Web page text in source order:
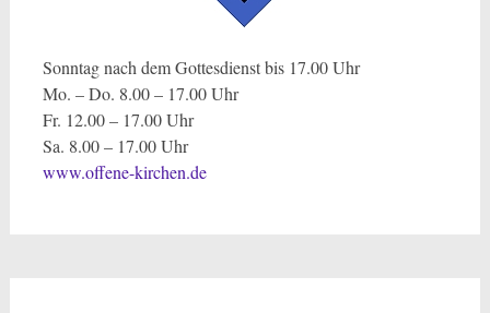
Sonntag nach dem Gottesdienst bis 17.00 Uhr
Mo. – Do. 8.00 – 17.00 Uhr
Fr. 12.00 – 17.00 Uhr
Sa. 8.00 – 17.00 Uhr
www.offene-kirchen.de